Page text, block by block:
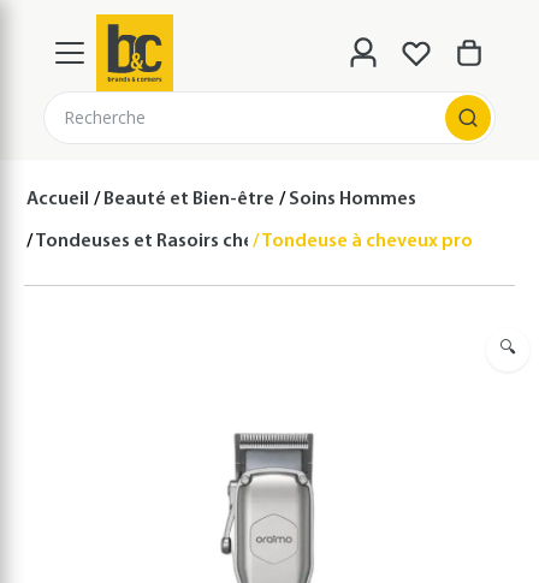
Recherche
Accueil Beauté et Bien-être Soins Hommes
Tondeuses et Rasoirs cheveux et barbes
Tondeuse à cheveux
🔍